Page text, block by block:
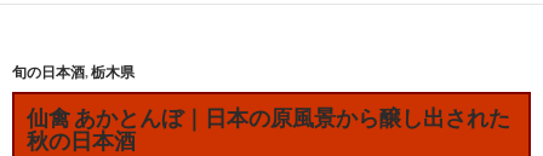
旬の日本酒,栃木県
仙禽 あかとんぼ｜日本の原風景から醸し出された
秋の日本酒